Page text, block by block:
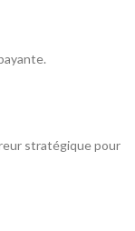
stratégique pour